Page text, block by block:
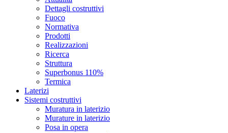
Dettagli costruttivi
Fuoco
Normativa
Prodotti
Realizzazioni
Ricerca
Struttura
Superbonus 110%
Termica
Laterizi
Sistemi costruttivi
Muratura in laterizio
Murature in laterizio
Posa in opera